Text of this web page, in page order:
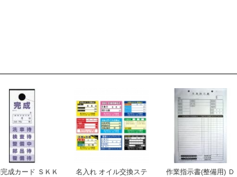
成カード ＳＫＫ
名入れ オイル交換ステ
作業指示書(整備用) Ｄ